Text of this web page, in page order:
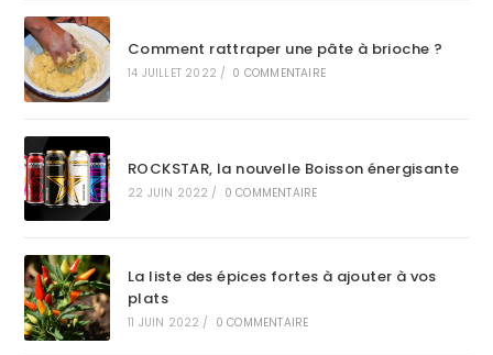
Comment rattraper une pâte à brioche ?
14 JUILLET 2022 / 0 COMMENTAIRE
ROCKSTAR, la nouvelle Boisson énergisante
22 JUIN 2022 / 0 COMMENTAIRE
La liste des épices fortes à ajouter à vos
plats
11 JUIN 2022 / 0 COMMENTAIRE